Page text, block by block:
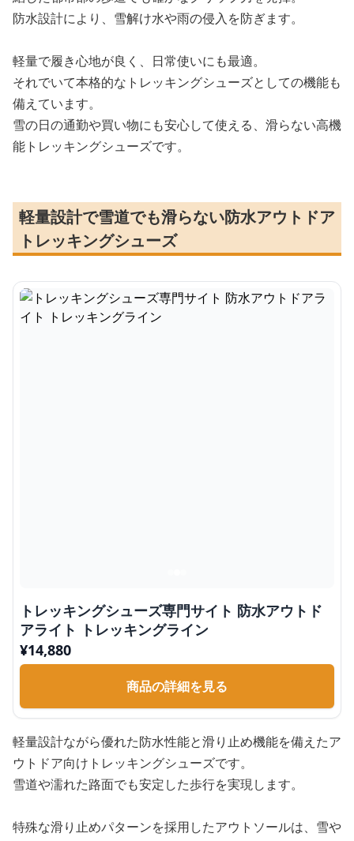
防水設計により、雪解け水や雨の侵入を防ぎます。
軽量で履き心地が良く、日常使いにも最適。
それでいて本格的なトレッキングシューズとしての機能も
備えています。
雪の日の通勤や買い物にも安心して使える、滑らない高機
能トレッキングシューズです。
軽量設計で雪道でも滑らない防水アウトドア
トレッキングシューズ
トレッキングシューズ専門サイト 防水アウトド
アライト トレッキングライン
¥14,880
商品の詳細を見る
軽量設計ながら優れた防水性能と滑り止め機能を備えたア
ウトドア向けトレッキングシューズです。
雪道や濡れた路面でも安定した歩行を実現します。
特殊な滑り止めパターンを採用したアウトソールは、雪や